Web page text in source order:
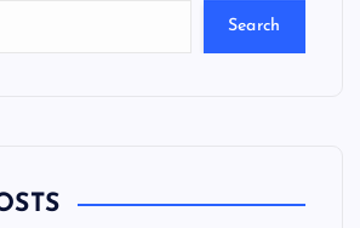
Search